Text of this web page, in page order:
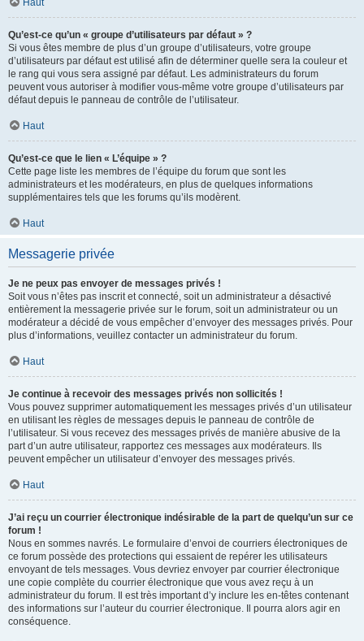
Haut
Qu’est-ce qu’un « groupe d’utilisateurs par défaut » ?
Si vous êtes membre de plus d’un groupe d’utilisateurs, votre groupe
d’utilisateurs par défaut est utilisé afin de déterminer quelle sera la couleur et
le rang qui vous sera assigné par défaut. Les administrateurs du forum
peuvent vous autoriser à modifier vous-même votre groupe d’utilisateurs par
défaut depuis le panneau de contrôle de l’utilisateur.
Haut
Qu’est-ce que le lien « L’équipe » ?
Cette page liste les membres de l’équipe du forum que sont les
administrateurs et les modérateurs, en plus de quelques informations
supplémentaires tels que les forums qu’ils modèrent.
Haut
Messagerie privée
Je ne peux pas envoyer de messages privés !
Soit vous n’êtes pas inscrit et connecté, soit un administrateur a désactivé
entièrement la messagerie privée sur le forum, soit un administrateur ou un
modérateur a décidé de vous empêcher d’envoyer des messages privés. Pour
plus d’informations, veuillez contacter un administrateur du forum.
Haut
Je continue à recevoir des messages privés non sollicités !
Vous pouvez supprimer automatiquement les messages privés d’un utilisateur
en utilisant les règles de messages depuis le panneau de contrôle de
l’utilisateur. Si vous recevez des messages privés de manière abusive de la
part d’un autre utilisateur, rapportez ces messages aux modérateurs. Ils
peuvent empêcher un utilisateur d’envoyer des messages privés.
Haut
J’ai reçu un courrier électronique indésirable de la part de quelqu’un sur ce
forum !
Nous en sommes navrés. Le formulaire d’envoi de courriers électroniques de
ce forum possède des protections qui essaient de repérer les utilisateurs
envoyant de tels messages. Vous devriez envoyer par courrier électronique
une copie complète du courrier électronique que vous avez reçu à un
administrateur du forum. Il est très important d’y inclure les en-têtes contenant
des informations sur l’auteur du courrier électronique. Il pourra alors agir en
conséquence.